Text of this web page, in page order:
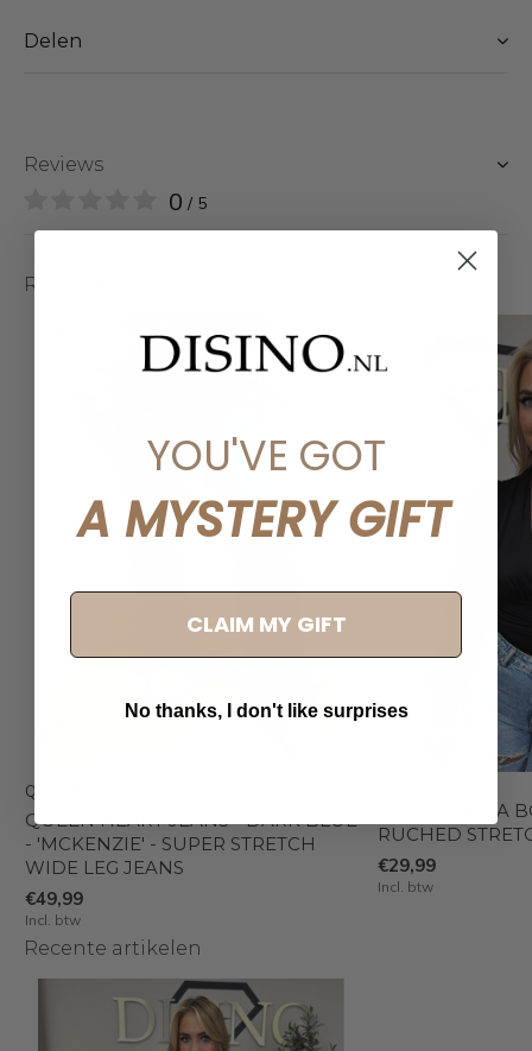
Delen
Reviews
0 / 5
Related articles
Queen Hearts
QUEEN HEART JEANS - DARK BLUE
- 'MCKENZIE' - SUPER STRETCH
WIDE LEG JEANS
€49,99
Incl. btw
BLACK - 'LIVIA
RUCHED
€29,99
Incl. btw
Recente artikelen
YOU'VE GOT
A MYSTERY GIFT
CLAIM MY GIFT
No thanks, I don't like surprises